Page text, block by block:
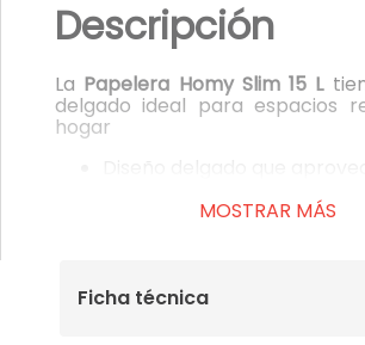
Descripción
La Papelera Homy Slim 15 L
delgado ideal para espacios
hogar
Al pisar el pedal, la tapa se
Material:Cuerpo:
MOSTRAR MÁS
Ficha técnica